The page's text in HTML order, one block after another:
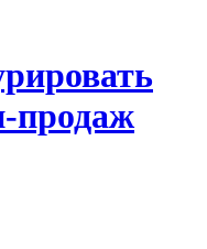
продаж